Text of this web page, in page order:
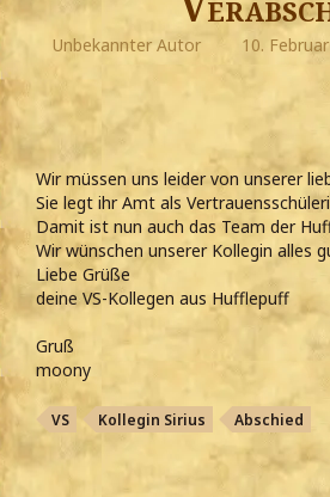
Unbekannter Autor 10.
Wir müssen uns leider von unserer
Sie legt ihr Amt als
Damit ist nun auch das Team der
Wir wünschen unserer Kollegin alles
Liebe Grüße
deine VS-Kollegen aus Hufflepuff
Gruß
moony
VS Kollegin Sirius Abschied